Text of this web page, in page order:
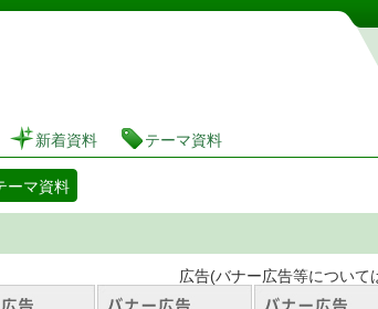
蔵書検索・予約システム
新着資料 テーマ資料
ーマ資料
ナー広告等については、千葉市が